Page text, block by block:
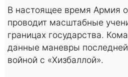
В настоящее время Армия
проводит масштабные
границах государства.
данные маневры
войной с «Хизбаллой».